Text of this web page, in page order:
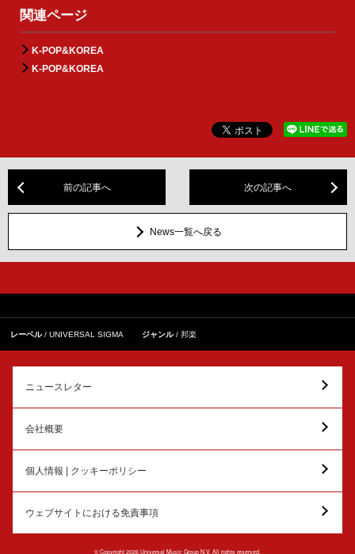
関連ページ
K-POP&KOREA
K-POP&KOREA
前の記事へ 次の記事へ
News一覧へ戻る
レーベル UNIVERSAL SIGMA ジャンル 邦楽
ニュースレター
会社概要
個人情報 | クッキーポリシー
ウェブサイトにおける免責事項
© Copyright 2026 Universal Music Group N.V. All rights reserved.